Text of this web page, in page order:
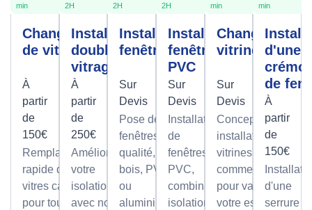
min
Changement
de vitre
À
partir
de
150€
Remplacement
rapide de
vitres cassées,
pour tous types
2H
Installation
double
vitrage
À
partir
de
250€
Améliorez
votre
isolation
avec notre
2H
Installation
fenêtres
Sur
Devis
Pose de
fenêtres de
qualité, en
bois, PVC
ou
aluminium,
2H
Installation
fenêtre
PVC
Sur
Devis
Installation
de
fenêtres
PVC,
combinant
isolation
min
Changement
vitrine
Sur
Devis
Conception et
installation de
vitrines
commerciales
pour valoriser
votre espace
min
d'une
de
À
partir
de
150€
d'une
serrure à